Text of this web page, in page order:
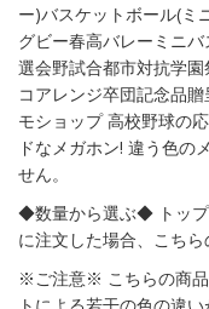
ー)バスケットボール(ミ
グビー春高バレーミニ
選会野試合都市対抗学
コアレンジ卒団記念品
モショップ 高校野球の
ドなメガホン! 違う色の
せん。
◆数量から選ぶ◆ トップ
に注文した場合、こちら
※ご注意※ こちらの商品
トによる若干の色の違